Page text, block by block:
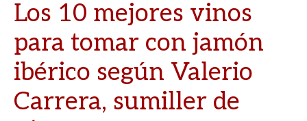
Los 10 mejores vinos
para tomar con jamón
ibérico según Valerio
Carrera, sumiller de